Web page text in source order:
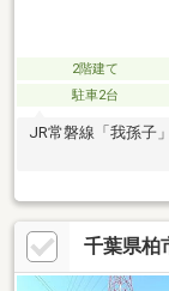
2階建て
駐車2台
JR常磐線「我孫子
千葉県柏